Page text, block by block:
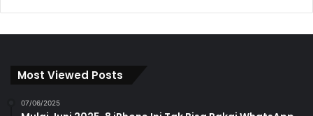
Most Viewed Posts
07/06/2025